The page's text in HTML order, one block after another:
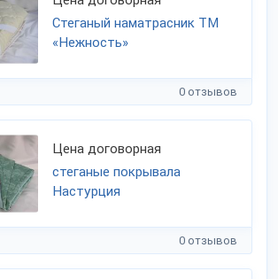
Стеганый наматрасник ТМ
«Нежность»
0 отзывов
Цена договорная
стеганые покрывала
Настурция
0 отзывов